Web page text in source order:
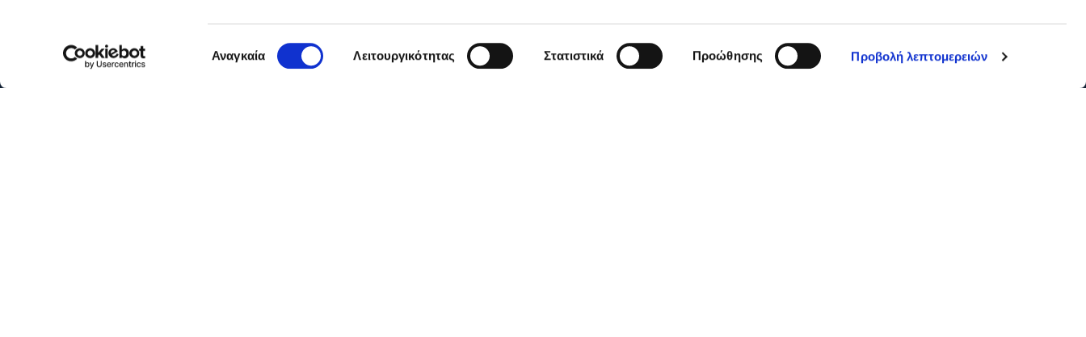
συγκατάθεσης
Αναγκαία Λειτουργικότητας Στατιστικά Προώθησης Προβολή λεπτομερειών